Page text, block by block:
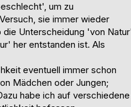
um zu
sie immer wieder
die Unterscheidung 'von
her entstanden ist. Als
eventuell immer schon
Mädchen oder Jungen;
habe ich auf verschiedene